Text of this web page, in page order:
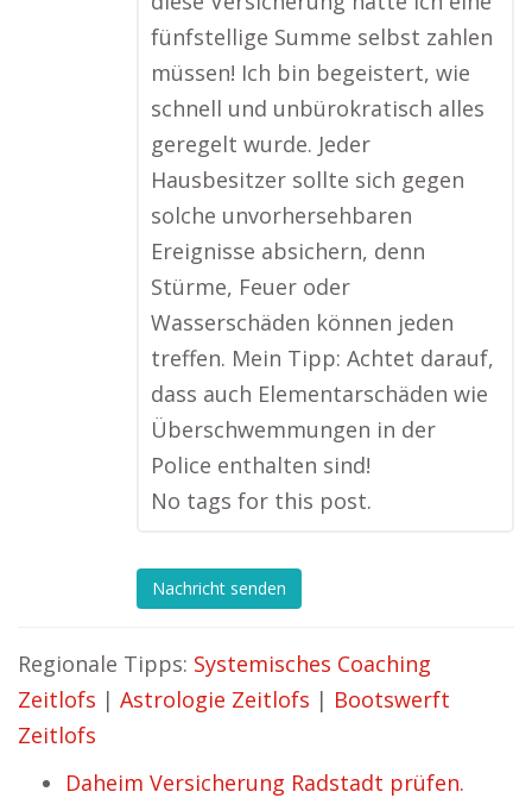
fünfstellige Summe selbst zahlen
müssen! Ich bin begeistert, wie
schnell und unbürokratisch alles
geregelt wurde. Jeder
Hausbesitzer sollte sich gegen
solche unvorhersehbaren
Ereignisse absichern, denn
Stürme, Feuer oder
Wasserschäden können jeden
treffen. Mein Tipp: Achtet darauf,
dass auch Elementarschäden wie
Überschwemmungen in der
Police enthalten sind!
No tags for this post.
Nachricht senden
Regionale Tipps: Systemisches Coaching
Zeitlofs | Astrologie Zeitlofs | Bootswerft
Zeitlofs
Daheim Versicherung Radstadt prüfen.